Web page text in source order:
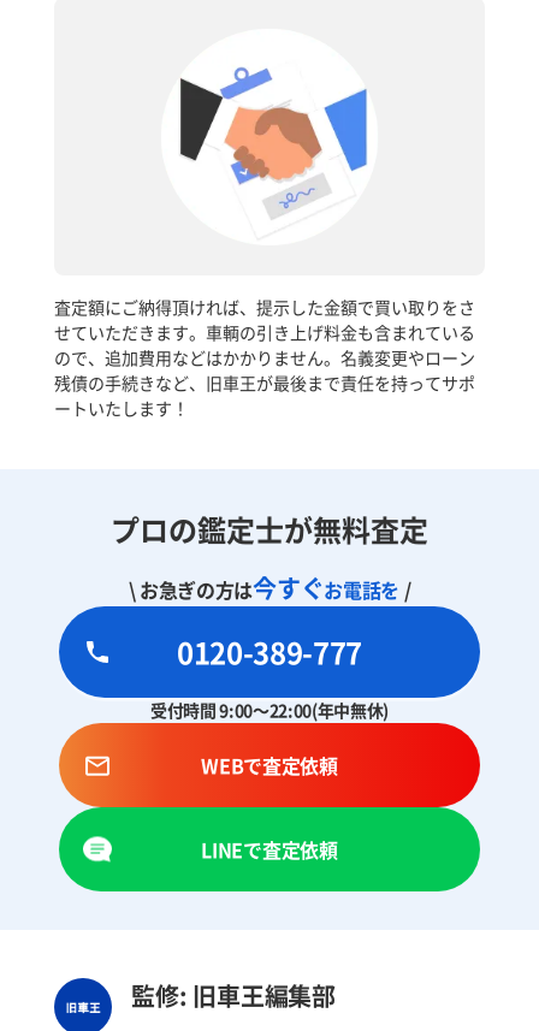
査定額にご納得頂ければ、提示した金額で買い取りをさ
せていただきます。車輌の引き上げ料金も含まれている
ので、追加費用などはかかりません。名義変更やローン
残債の手続きなど、旧車王が最後まで責任を持ってサポ
ートいたします！
プロの鑑定士が無料査定
\ お急ぎの方は今すぐお電話を /
0120-389-777
受付時間 9:00～22:00(年中無休)
WEBで査定依頼
LINEで査定依頼
監修: 旧車王編集部